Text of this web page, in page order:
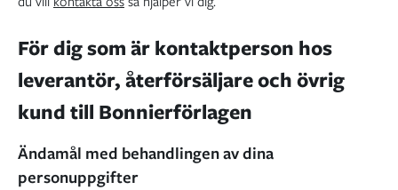
För dig som är kontaktperson hos
leverantör, återförsäljare och övrig
kund till Bonnierförlagen
Ändamål med behandlingen av dina
personuppgifter